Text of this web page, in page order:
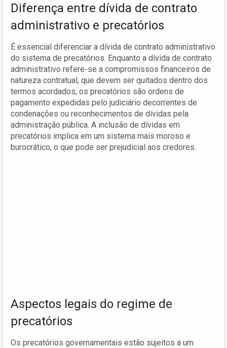
Diferença entre dívida de contrato
administrativo e precatórios
É essencial diferenciar a dívida de contrato administrativo
do sistema de precatórios. Enquanto a dívida de contrato
administrativo refere-se a compromissos financeiros de
natureza contratual, que devem ser quitados dentro dos
termos acordados, os precatórios são ordens de
pagamento expedidas pelo judiciário decorrentes de
condenações ou reconhecimentos de dívidas pela
administração pública. A inclusão de dívidas em
precatórios implica em um sistema mais moroso e
burocrático, o que pode ser prejudicial aos credores.
Aspectos legais do regime de
precatórios
Os precatórios governamentais estão sujeitos a um